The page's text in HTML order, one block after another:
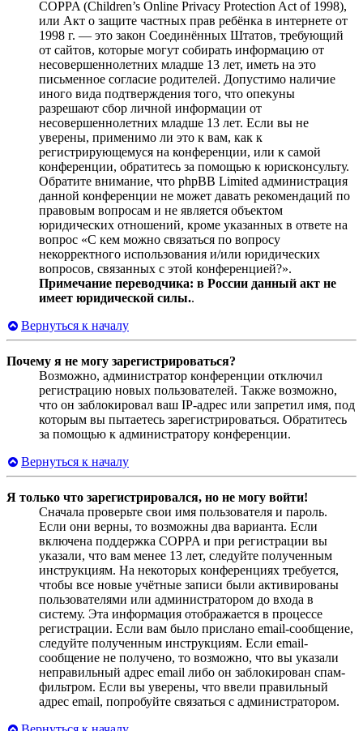
COPPA (Children’s Online Privacy Protection Act of 1998),
или Акт о защите частных прав ребёнка в интернете от
1998 г. — это закон Соединённых Штатов, требующий
от сайтов, которые могут собирать информацию от
несовершеннолетних младше 13 лет, иметь на это
письменное согласие родителей. Допустимо наличие
иного вида подтверждения того, что опекуны
разрешают сбор личной информации от
несовершеннолетних младше 13 лет. Если вы не
уверены, применимо ли это к вам, как к
регистрирующемуся на конференции, или к самой
конференции, обратитесь за помощью к юрисконсульту.
Обратите внимание, что phpBB Limited администрация
данной конференции не может давать рекомендаций по
правовым вопросам и не является объектом
юридических отношений, кроме указанных в ответе на
вопрос «С кем можно связаться по вопросу
некорректного использования и/или юридических
вопросов, связанных с этой конференцией?».
Примечание переводчика: в России данный акт не
имеет юридической силы..
Вернуться к началу
Почему я не могу зарегистрироваться?
Возможно, администратор конференции отключил
регистрацию новых пользователей. Также возможно,
что он заблокировал ваш IP-адрес или запретил имя, под
которым вы пытаетесь зарегистрироваться. Обратитесь
за помощью к администратору конференции.
Вернуться к началу
Я только что зарегистрировался, но не могу войти!
Сначала проверьте свои имя пользователя и пароль.
Если они верны, то возможны два варианта. Если
включена поддержка COPPA и при регистрации вы
указали, что вам менее 13 лет, следуйте полученным
инструкциям. На некоторых конференциях требуется,
чтобы все новые учётные записи были активированы
пользователями или администратором до входа в
систему. Эта информация отображается в процессе
регистрации. Если вам было прислано email-сообщение,
следуйте полученным инструкциям. Если email-
сообщение не получено, то возможно, что вы указали
неправильный адрес email либо он заблокирован спам-
фильтром. Если вы уверены, что ввели правильный
адрес email, попробуйте связаться с администратором.